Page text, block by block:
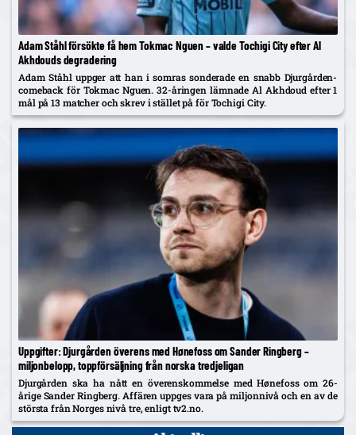
Adam Ståhl försökte få hem Tokmac Nguen – valde Tochigi City efter Al
Akhdouds degradering
Adam Ståhl uppger att han i somras sonderade en snabb Djurgården-
comeback för Tokmac Nguen. 32-åringen lämnade Al Akhdoud efter 1
mål på 13 matcher och skrev i stället på för Tochigi City.
Uppgifter: Djurgården överens med Hønefoss om Sander Ringberg –
miljonbelopp, toppförsäljning från norska tredjeligan
Djurgården ska ha nått en överenskommelse med Hønefoss om 26-
årige Sander Ringberg. Affären uppges vara på miljonnivå och en av de
största från Norges nivå tre, enligt tv2.no.